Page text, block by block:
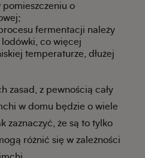
pomieszczeniu o
fermentacji należy
co więcej
temperaturze, dłużej
zasad, z pewnością cały
w domu będzie o wiele
zaznaczyć, że są to tylko
różnić się w zależności